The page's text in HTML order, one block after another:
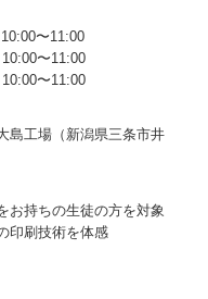
〜11:00
〜11:00
〜11:00
場（新潟県三条市井
持ちの生徒の方を対象
印刷技術を体感